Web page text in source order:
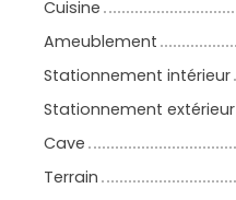
Cuisine
Ameublement
Stationnement intérieur
Stationnement extérieur
Cave
Terrain